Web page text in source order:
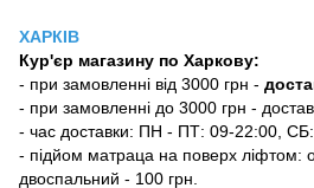
ХАРКІВ
Кур'єр магазину по Харкову:
- при замовленні від 3000 грн -
- при замовленні до 3000 грн -
- час доставки: ПН - ПТ: 09-22:00,
- підйом матраца на поверх ліфтом:
двоспальний - 100 грн.